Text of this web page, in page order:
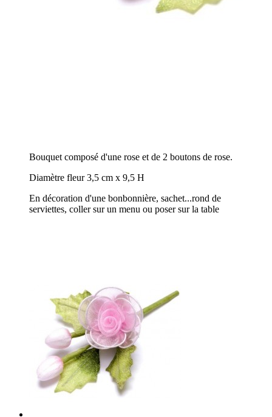
Bouquet composé d'une rose et de 2 boutons de rose.
Diamètre fleur 3,5 cm x 9,5 H
En décoration d'une bonbonnière, sachet...rond de
serviettes, coller sur un menu ou poser sur la table